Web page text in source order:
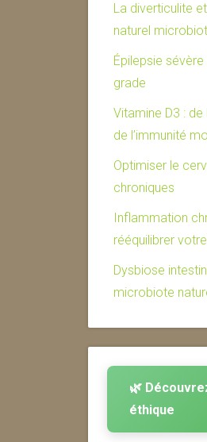
La diverticulite
naturel
Épilepsie
grade
Vitamine D3 :
de l’immunité
Optimiser le
chroniques
Inflammation
rééquilibrer
Dysbiose
microbiote
🌿
éthique